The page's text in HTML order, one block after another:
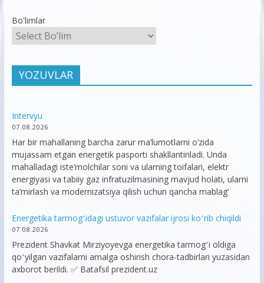
Bo'limlar
YOZUVLAR
Intervyu
07.08.2026
Har bir mahallaning barcha zarur ma’lumotlarni o‘zida
mujassam etgan energetik pasporti shakllantiriladi. Unda
mahalladagi iste’molchilar soni va ularning toifalari, elektr
energiyasi va tabiiy gaz infratuzilmasining mavjud holati, ularni
ta’mirlash va modernizatsiya qilish uchun qancha mablag‘
Energetika tarmogʻidagi ustuvor vazifalar ijrosi koʻrib chiqildi
07.08.2026
Prezident Shavkat Mirziyoyevga energetika tarmogʻi oldiga
qoʻyilgan vazifalarni amalga oshirish chora-tadbirlari yuzasidan
axborot berildi. ✅ Batafsil prezident.uz